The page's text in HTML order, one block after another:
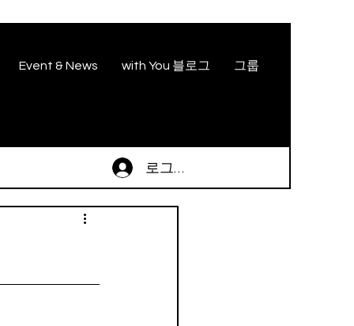
Event & News with You 블로그 그룹
로그인